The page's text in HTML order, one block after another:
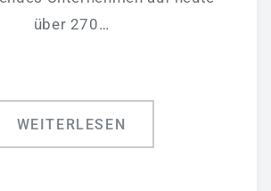
über 270…
WEITERLESEN